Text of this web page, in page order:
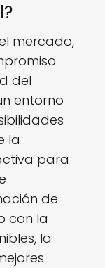
mercado,
del
entorno
la
para
de
con la
la